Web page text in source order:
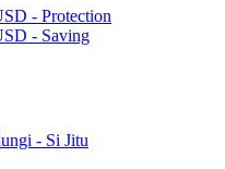
- Protection
- Saving
- Si Jitu